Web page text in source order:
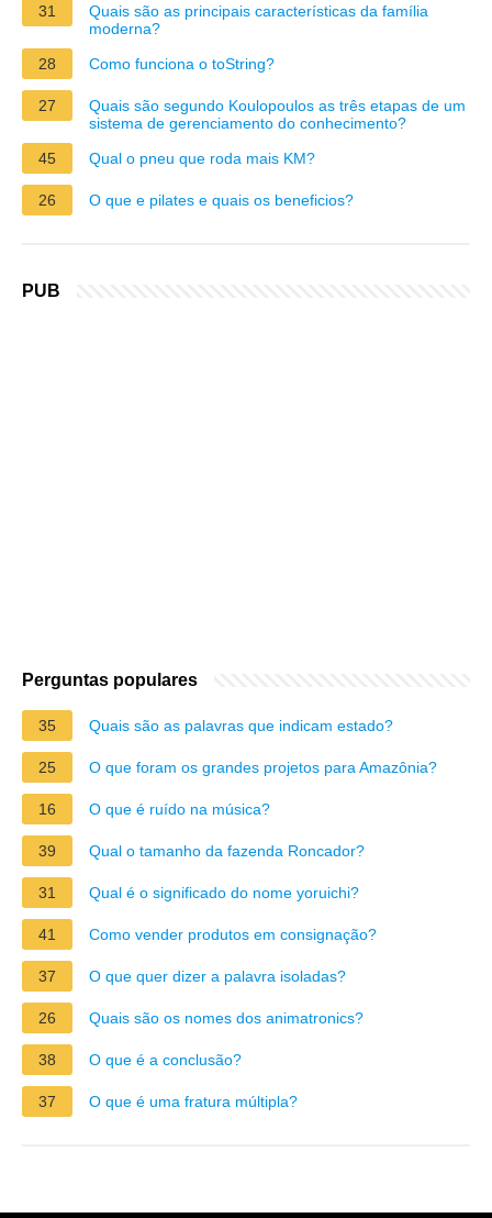
31
Quais são as principais características da família
moderna?
28
Como funciona o toString?
27
Quais são segundo Koulopoulos as três etapas de um
sistema de gerenciamento do conhecimento?
45
Qual o pneu que roda mais KM?
26 O que e pilates e quais os beneficios?
PUB
Perguntas populares
35 Quais são as palavras que indicam estado?
25 O que foram os grandes projetos para Amazônia?
16 O que é ruído na música?
39 Qual o tamanho da fazenda Roncador?
31 Qual é o significado do nome yoruichi?
41 Como vender produtos em consignação?
37 O que quer dizer a palavra isoladas?
26 Quais são os nomes dos animatronics?
38 O que é a conclusão?
37 O que é uma fratura múltipla?